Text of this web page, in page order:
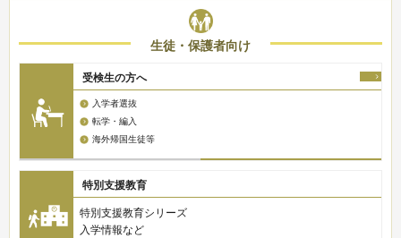
生徒・保護者向け
受検生の方へ
入学者選抜
転学・編入
海外帰国生徒等
特別支援教育
特別支援教育シリーズ
入学情報など